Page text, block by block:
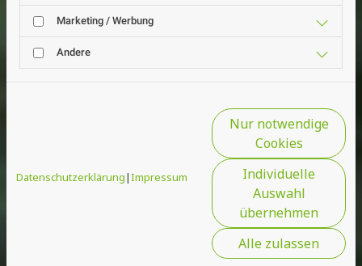
Marketing / Werbung
Andere
Datenschutzerklärung|Impressum
Nur notwendige
Cookies
Individuelle
Auswahl
übernehmen
Alle zulassen